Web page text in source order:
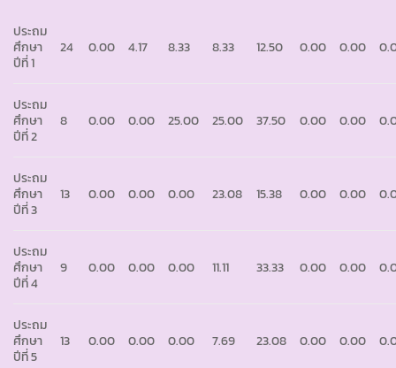
ประถม
ศึกษา
ปีที่ 1
24 0.00 4.17 8.33 8.33 12.50 0.00 0.00
ประถม
ศึกษา
ปีที่ 2
8 0.00 0.00 25.00 25.00 37.50 0.00 0.00
ประถม
ศึกษา
ปีที่ 3
13 0.00 0.00 0.00 23.08 15.38 0.00 0.00
ประถม
ศึกษา
ปีที่ 4
9 0.00 0.00 0.00 11.11 33.33 0.00 0.00
ประถม
ศึกษา
ปีที่ 5
13 0.00 0.00 0.00 7.69 23.08 0.00 0.00